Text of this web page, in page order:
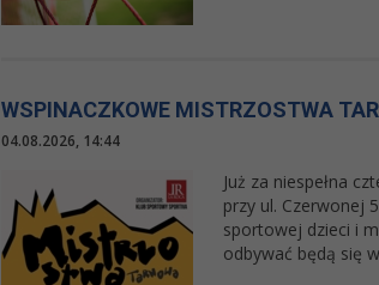
WSPINACZKOWE MISTRZOSTWA
04.08.2026, 14:44
Już za niespełna
przy ul. Czerwonej
sportowej dzieci i
odbywać będą się